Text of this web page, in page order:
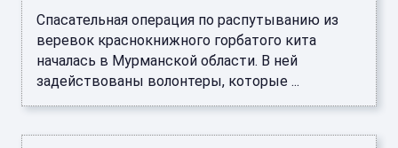
Спасательная операция по распутыванию из
веревок краснокнижного горбатого кита
началась в Мурманской области. В ней
задействованы волонтеры, которые ...